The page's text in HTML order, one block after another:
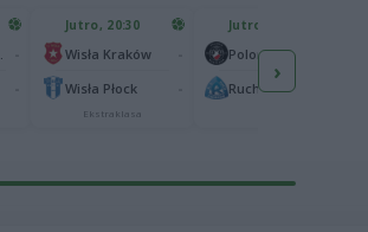
Jutro, 20:30
Wisła Kraków
Wisła Płock
Ekstraklasa
Jutro, 20:30
Ruch Chorzów
›